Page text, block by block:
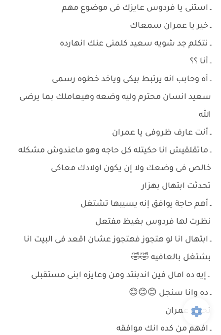
ـ استنى يا فردوس عايزك فى موضوع مهم
ـ خير يا عمران سمعاك
ـ نتكلم جد شويه سعيد كلمنى عنك انهارده
ـ أنا ؟؟
ـ أه وحابب انه يرتبط بيكى وياخد خطوه رسمى
سعيد انسان محترم وليه وضعه وهيعاملك بما يرضى
الله
ـ أنت عارف ظروفى يا عمران
ـ ماتقلقيش انا حكيتله كل حاجه وهو ماعندوش مشكله
خالص فى وضعك ولا إن يكون اولادك معاكى
تحدثت ابتهال بهزار
ـ أهم حاجة يوافق إنه يسيبها تشتغل
نظرت لها فردوس بغيظ مفتعل
ـ ابتهال انا لو هتجوز فهتجوز عشان اقعد فى البيت انا
بشتغل بالعافيه 🤣🤣
ـ إيه ده امال فين اندبنتد ومن وعايزه ابنى مستقبلى
ـ ده وانا سنجل 😊😊😊
تحدث عمران
ـ افهم من كده انك موافقه